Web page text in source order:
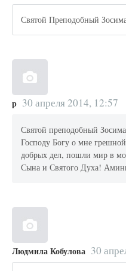
Святой Преподобный
р 30 апреля 2014, 12:57
Святой преподобный
Господу Богу о мне
добрых дел, пошли мир в
Сына и Святого Духа!
Людмила Кобулова 30